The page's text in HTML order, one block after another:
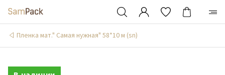
Пленка мат." Самая нужная" 58*10 м (sn)